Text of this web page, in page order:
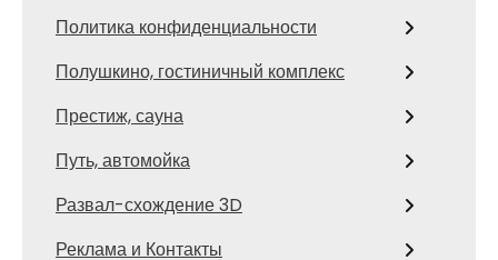
Политика конфиденциальности
Полушкино, гостиничный комплекс
Престиж, сауна
Путь, автомойка
Развал-схождение 3D
Реклама и Контакты